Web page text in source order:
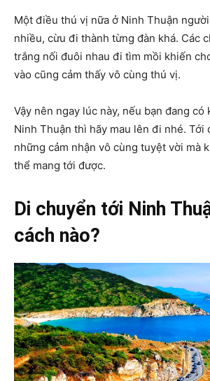
Một điều thú vị nữa ở Ninh Thuận
nhiều, cừu đi thành từng đàn khá. Các
trắng nối đuôi nhau đi tìm mồi khiến
vào cũng cảm thấy vô cùng thú vị.
Vậy nên ngay lúc này, nếu bạn đang có
Ninh Thuận thì hãy mau lên đi nhé. Tới
những cảm nhận vô cùng tuyệt vời mà
thể mang tới được.
Di chuyển tới Ninh
cách nào?